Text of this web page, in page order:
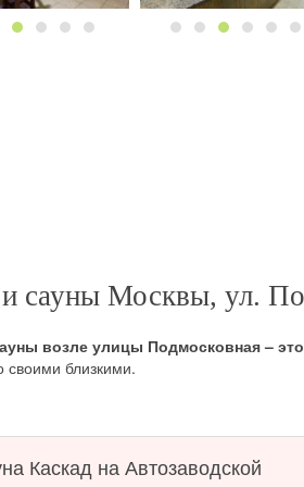
сауны Москвы, ул.
возле улицы Подмосковная –
своими близкими.
Каскад на Автозаводской